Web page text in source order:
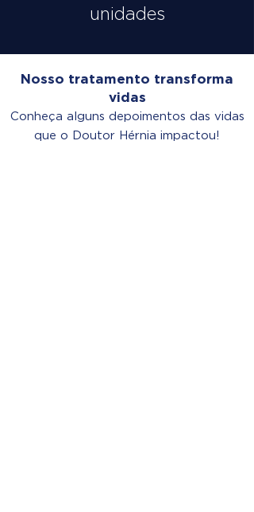
unidades
Nosso tratamento transforma
vidas
Conheça alguns depoimentos das vidas
que o Doutor Hérnia impactou!